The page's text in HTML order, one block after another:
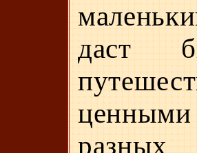
даст
ценными
разных